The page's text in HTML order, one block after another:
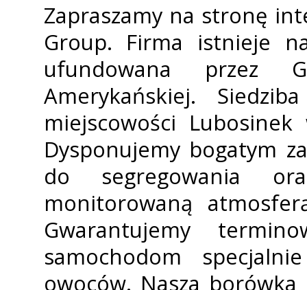
Zapraszamy na stronę
Group. Firma istnieje
ufundowana przez
Amerykańskiej.
miejscowości
Dysponujemy bogatym
do segregowania
monitorowaną
Gwarantujemy
samochodom
owoców. Nasza